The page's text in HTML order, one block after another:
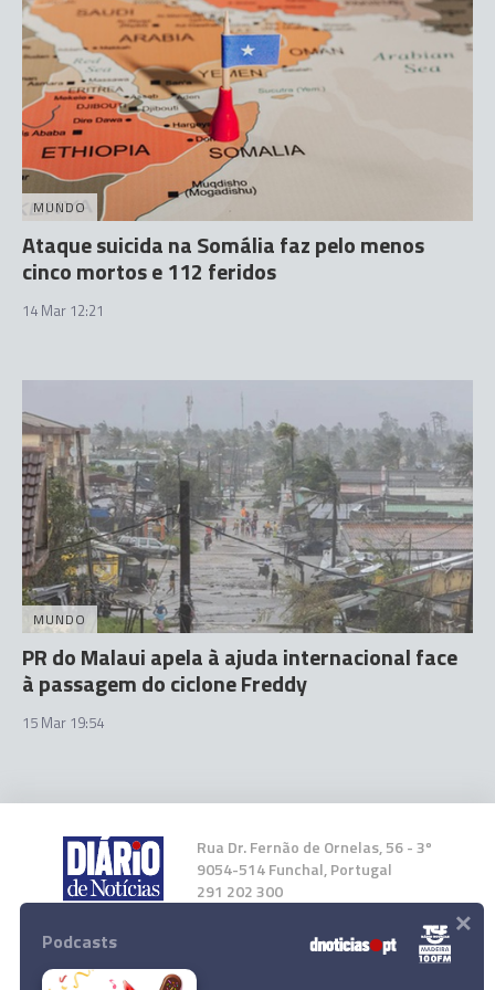
MUNDO
Ataque suicida na Somália faz pelo menos
cinco mortos e 112 feridos
14 Mar 12:21
MUNDO
PR do Malaui apela à ajuda internacional face
à passagem do ciclone Freddy
15 Mar 19:54
Rua Dr. Fernão de Ornelas, 56 - 3º
9054-514 Funchal, Portugal
291 202 300
Instale a nossa App
Podcasts ×